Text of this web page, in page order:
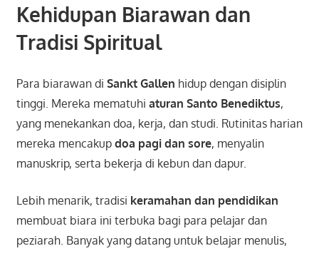
Kehidupan Biarawan dan
Tradisi Spiritual
Para biarawan di Sankt Gallen hidup dengan disiplin
tinggi. Mereka mematuhi aturan Santo Benediktus,
yang menekankan doa, kerja, dan studi. Rutinitas harian
mereka mencakup doa pagi dan sore, menyalin
manuskrip, serta bekerja di kebun dan dapur.
Lebih menarik, tradisi keramahan dan pendidikan
membuat biara ini terbuka bagi para pelajar dan
peziarah. Banyak yang datang untuk belajar menulis,